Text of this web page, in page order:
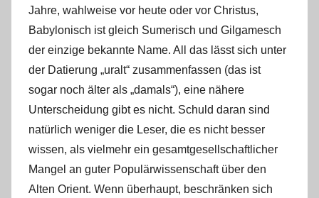
Jahre, wahlweise vor heute oder vor Christus,
Babylonisch ist gleich Sumerisch und Gilgamesch
der einzige bekannte Name. All das lässt sich unter
der Datierung „uralt“ zusammenfassen (das ist
sogar noch älter als „damals“), eine nähere
Unterscheidung gibt es nicht. Schuld daran sind
natürlich weniger die Leser, die es nicht besser
wissen, als vielmehr ein gesamtgesellschaftlicher
Mangel an guter Populärwissenschaft über den
Alten Orient. Wenn überhaupt, beschränken sich